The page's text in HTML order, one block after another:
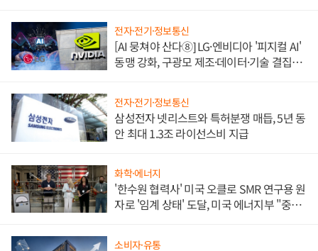
전자·전기·정보통신
[AI 뭉쳐야 산다⑧] LG·엔비디아 '피지컬 AI'
동맹 강화, 구광모 제조·데이터·기술 결집
전자·전기·정보통신
삼성전자 넷리스트와 특허분쟁 매듭, 5년 동
안 최대 1.3조 라이선스비 지급
화학·에너지
'한수원 협력사' 미국 오클로 SMR 연구용 원
자로 '임계 상태' 도달, 미국 에너지부 "중요
소비자·유통